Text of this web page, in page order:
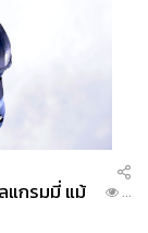
แกรมมี่ แม้
...